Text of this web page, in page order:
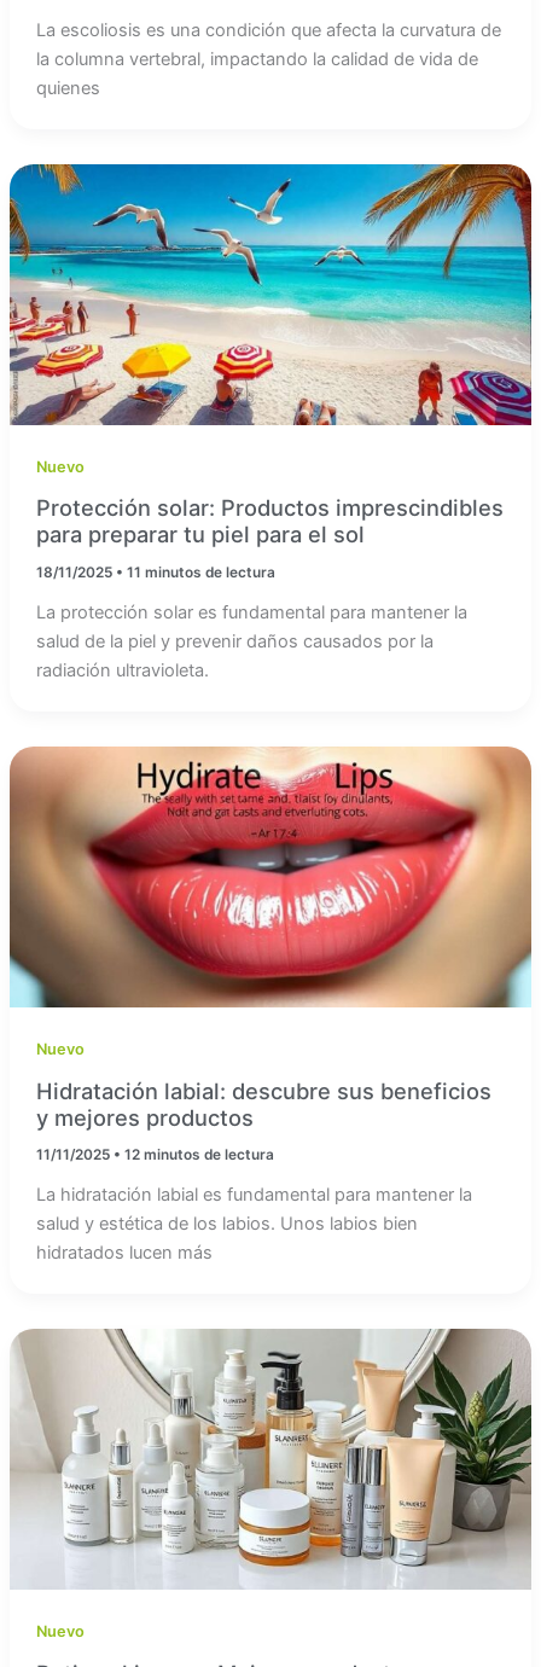
La escoliosis es una condición que afecta la curvatura de
la columna vertebral, impactando la calidad de vida de
quienes
Nuevo
Protección solar: Productos imprescindibles
para preparar tu piel para el sol
18/11/2025 • 11 minutos de lectura
La protección solar es fundamental para mantener la
salud de la piel y prevenir daños causados por la
radiación ultravioleta.
Nuevo
Hidratación labial: descubre sus beneficios
y mejores productos
11/11/2025 • 12 minutos de lectura
La hidratación labial es fundamental para mantener la
salud y estética de los labios. Unos labios bien
hidratados lucen más
Nuevo